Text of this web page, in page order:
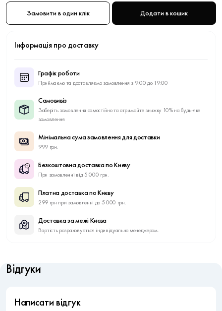
Замовити в один клік Додати в кошик
Інформація про доставку
Графік роботи
Приймаємо та доставляємо замовлення з 9:00 до 19:00
Самовивіз
Заберіть замовлення самостійно та отримайте знижку 10% на будь-яке
замовлення
Мінімальна сума замовлення для доставки
999 грн.
Безкоштовна доставка по Києву
При замовленні від 5 000 грн.
Платна доставка по Києву
299 грн при замовленні до 5 000 грн.
Доставка за межі Києва
Вартість розраховується індивідуально менеджером.
Відгуки
Написати відгук